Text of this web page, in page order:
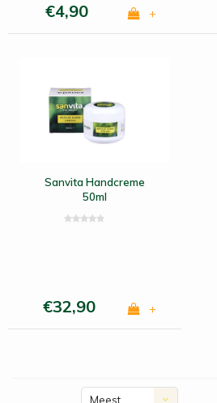
€4,90 +
Sanvita Handcreme
50ml
€32,90 +
Meest